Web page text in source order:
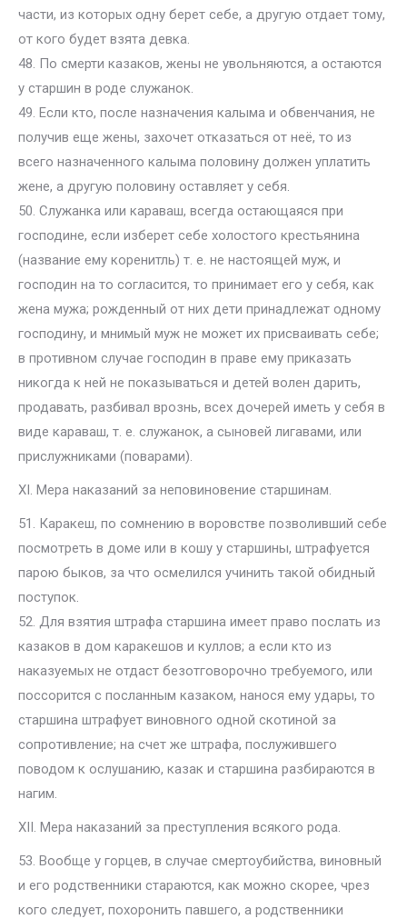
части, из которых одну берет себе, а другую отдает тому,
от кого будет взята девка.
48. По смерти казаков, жены не увольняются, а остаются
у старшин в роде служанок.
49. Если кто, после назначения калыма и обвенчания, не
получив еще жены, захочет отказаться от неё, то из
всего назначенного калыма половину должен уплатить
жене, а другую половину оставляет у себя.
50. Служанка или караваш, всегда остающаяся при
господине, если изберет себе холостого крестьянина
(название ему коренитль) т. е. не настоящей муж, и
господин на то согласится, то принимает его у себя, как
жена мужа; рожденный от них дети принадлежат одному
господину, и мнимый муж не может их присваивать себе;
в противном случае господин в праве ему приказать
никогда к ней не показываться и детей волен дарить,
продавать, разбивал врознь, всех дочерей иметь у себя в
виде караваш, т. е. служанок, а сыновей лигавами, или
прислужниками (поварами).
XI. Мера наказаний за неповиновение старшинам.
51. Каракеш, по сомнению в воровстве позволивший себе
посмотреть в доме или в кошу у старшины, штрафуется
парою быков, за что осмелился учинить такой обидный
поступок.
52. Для взятия штрафа старшина имеет право послать из
казаков в дом каракешов и куллов; а если кто из
наказуемых не отдаст безотговорочно требуемого, или
поссорится с посланным казаком, нанося ему удары, то
старшина штрафует виновного одной скотиной за
сопротивление; на счет же штрафа, послужившего
поводом к ослушанию, казак и старшина разбираются в
нагим.
XII. Мера наказаний за преступления всякого рода.
53. Вообще у горцев, в случае смертоубийства, виновный
и его родственники стараются, как можно скорее, чрез
кого следует, похоронить павшего, а родственники